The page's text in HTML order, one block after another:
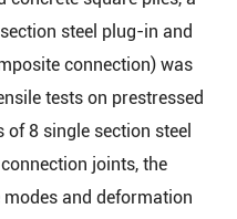
steel plug-in and
connection) was
tests on prestressed
8 single section steel
joints, the
and deformation